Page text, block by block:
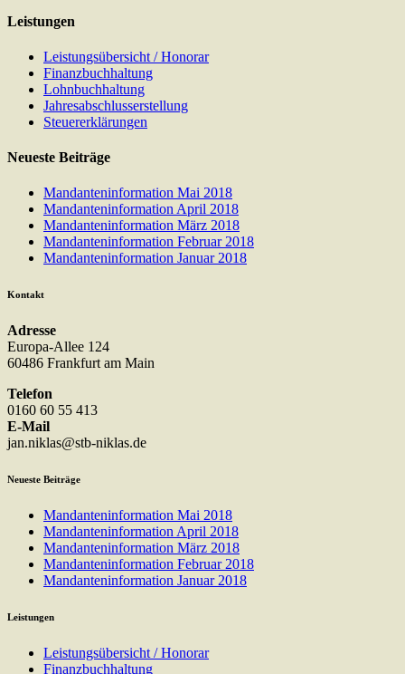
Leistungen
Leistungsübersicht / Honorar
Finanzbuchhaltung
Lohnbuchhaltung
Jahresabschlusserstellung
Steuererklärungen
Neueste Beiträge
Mandanteninformation Mai 2018
Mandanteninformation April 2018
Mandanteninformation März 2018
Mandanteninformation Februar 2018
Mandanteninformation Januar 2018
Kontakt
Adresse
Europa-Allee 124
60486 Frankfurt am Main
Telefon
0160 60 55 413
E-Mail
jan.niklas@stb-niklas.de
Neueste Beiträge
Mandanteninformation Mai 2018
Mandanteninformation April 2018
Mandanteninformation März 2018
Mandanteninformation Februar 2018
Mandanteninformation Januar 2018
Leistungen
Leistungsübersicht / Honorar
Finanzbuchhaltung